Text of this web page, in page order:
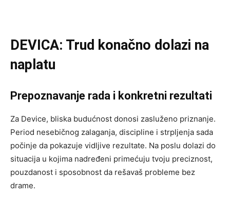
DEVICA: Trud konačno dolazi na
naplatu
Prepoznavanje rada i konkretni rezultati
Za Device, bliska budućnost donosi zasluženo priznanje.
Period nesebičnog zalaganja, discipline i strpljenja sada
počinje da pokazuje vidljive rezultate. Na poslu dolazi do
situacija u kojima nadređeni primećuju tvoju preciznost,
pouzdanost i sposobnost da rešavaš probleme bez
drame.